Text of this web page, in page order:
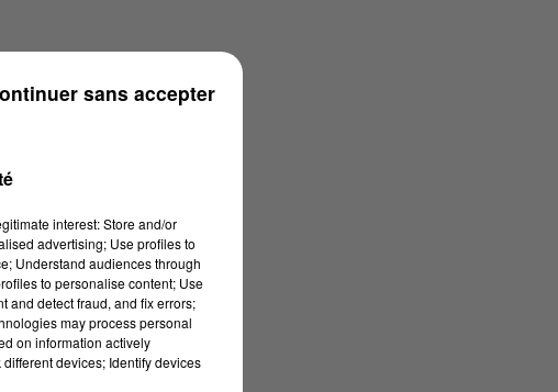
interest: Store and/or
advertising; Use profiles to
Understand audiences through
to personalise content; Use
and detect fraud, and fix errors;
may process personal
on information actively
devices; Identify devices
sans accepter